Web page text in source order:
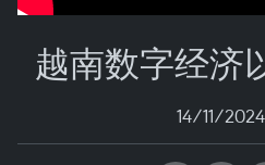
越南数字经济
14/11/